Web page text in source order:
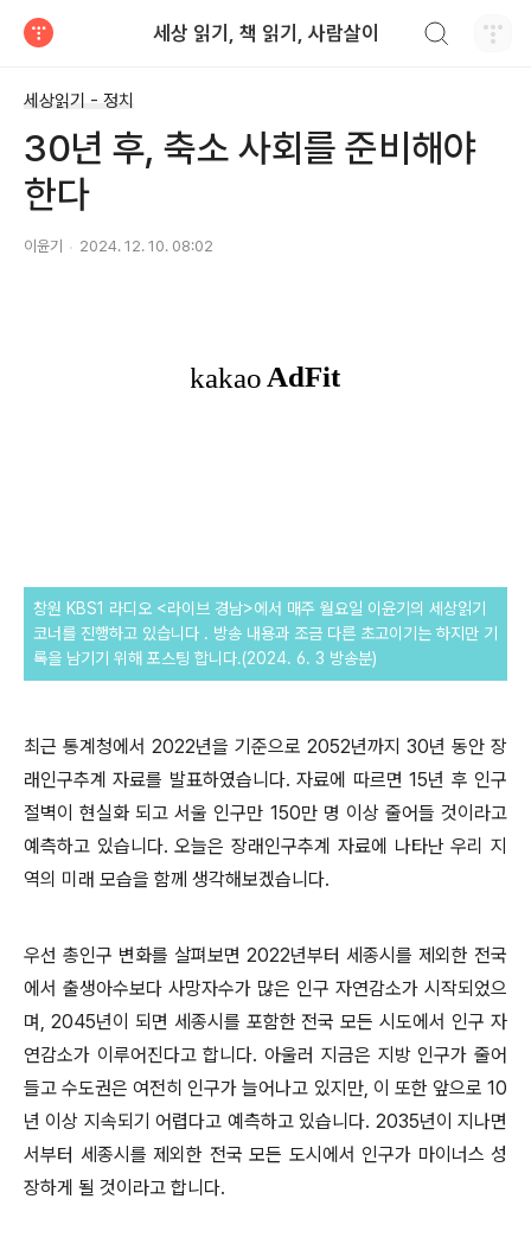
세상 읽기, 책 읽기, 사람살이
세상읽기 - 정치
30년 후, 축소 사회를 준비해야
한다
이윤기 2024. 12. 10. 08:02
창원 KBS1 라디오 <라이브 경남>에서 매주 월요일 이윤기의 세상읽기
코너를 진행하고 있습니다 . 방송 내용과 조금 다른 초고이기는 하지만 기
록을 남기기 위해 포스팅 합니다.(2024. 6. 3 방송분)
최근 통계청에서 2022년을 기준으로 2052년까지 30년 동안 장
래인구추계 자료를 발표하였습니다.자료에 따르면15년 후 인구
절벽이 현실화 되고 서울 인구만 150만 명 이상 줄어들 것이라고
예측하고 있습니다.오늘은 장래인구추계 자료에 나타난 우리 지
역의 미래 모습을 함께 생각해보겠습니다.
우선 총인구 변화를 살펴보면 2022년부터 세종시를 제외한 전국
에서 출생아수보다 사망자수가 많은 인구 자연감소가 시작되었으
며, 2045년이 되면 세종시를 포함한 전국 모든 시도에서 인구 자
연감소가 이루어진다고 합니다.아울러 지금은 지방 인구가 줄어
들고 수도권은 여전히 인구가 늘어나고 있지만, 이 또한 앞으로10
년 이상 지속되기 어렵다고 예측하고 있습니다. 2035년이 지나면
서부터 세종시를 제외한 전국 모든 도시에서 인구가 마이너스 성
장하게 될 것이라고 합니다.